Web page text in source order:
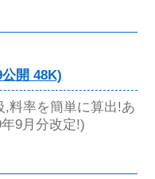
開 48K)
料率を簡単に算出!あ
9月分改定!)